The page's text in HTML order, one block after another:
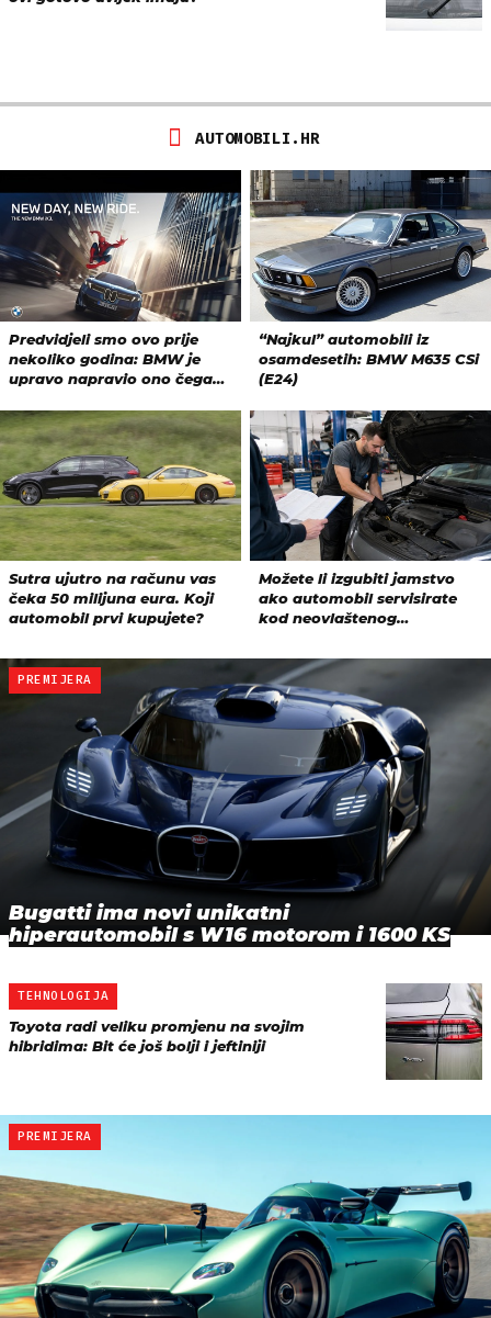
PREMIJERA
Bugatti ima novi unikatni
hiperautomobil s W16 motorom i 1600 KS
TEHNOLOGIJA
Toyota radi veliku promjenu na svojim
hibridima: Bit će još bolji i jeftiniji
PREMIJERA